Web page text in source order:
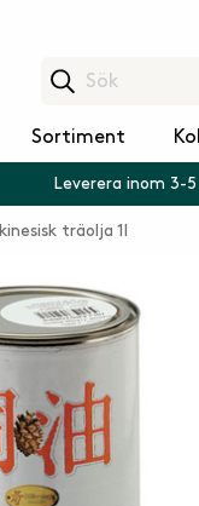
Sortiment
Leverera inom 3-
kinesisk träolja 1l